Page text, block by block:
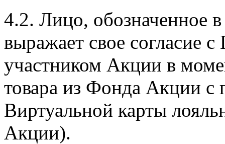
4.2. Лицо, обозначенное
выражает свое согласие
участником Акции в
товара из Фонда Акции с
Виртуальной карты
Акции).